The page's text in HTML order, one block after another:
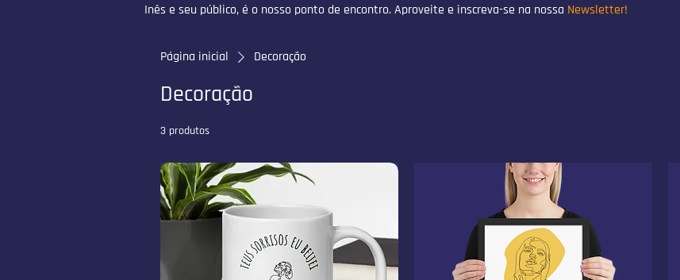
Inês e seu público, é o nosso ponto de encontro. Aproveite e inscreva-se na nossa Newsletter!
Página inicial Decoração
Decoração
3 produtos